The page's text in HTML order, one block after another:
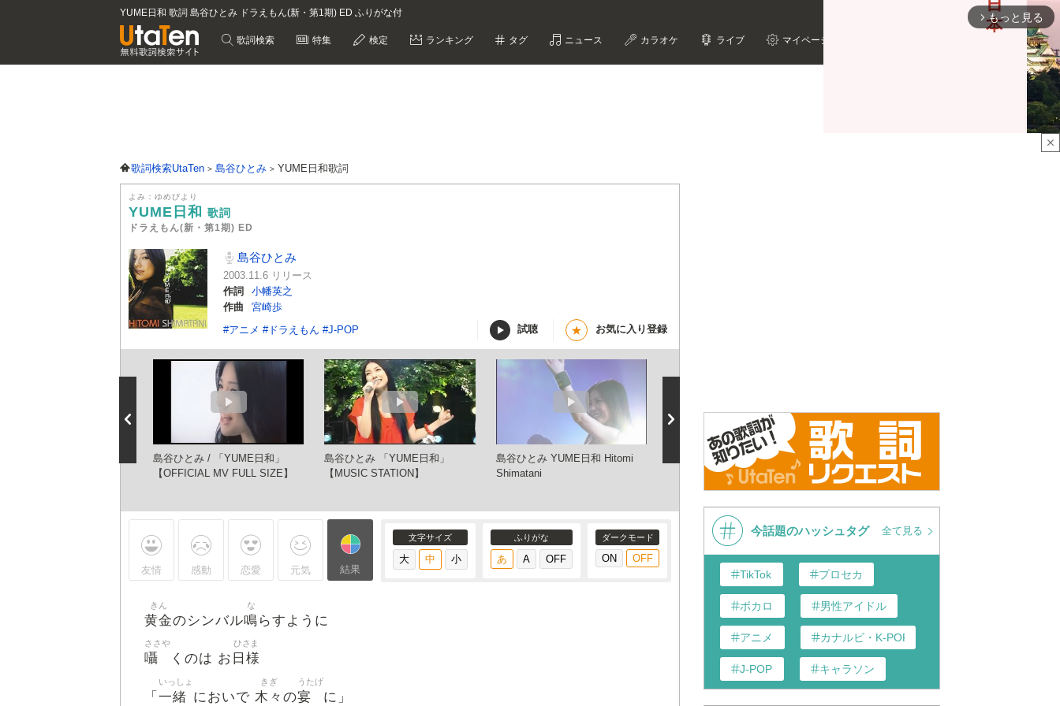
YUME日和 歌詞 島谷ひとみ ドラえもん(新・第1期) ED ふりがな付
歌詞検索 特集 検定 ランキング タグ ニュース カラオケ ライブ マイページ
歌詞検索UtaTen 島谷ひとみ YUME日和歌詞
よみ：ゆめびより
YUME日和 歌詞
ドラえもん(新・第1期) ED
島谷ひとみ
2003.11.6 リリース
作詞
小幡英之
作曲
宮崎歩
#アニメ #ドラえもん #J-POP 試聴 ★ お気に入り登録
島谷ひとみ / 「YUME日和」
【OFFICIAL MV FULL SIZE】
島谷ひとみ 「YUME日和」
【MUSIC STATION】
島谷ひとみ YUME日和 Hitomi
Shimatani
【MAD】ドラえもん映画/YUME
日和【歌詞付き】
YUME日和 full 歌詞付き 高音質
友情 感動 恋愛 元気 結果
文字サイズ ふりがな ダークモード
黄金
きん
のシンバル鳴
な
らすように
囁
ささや
くのは お 日様
ひさま
「 一緒
いっしょ
においで 木々
きぎ
の宴
うたげ
に」
close
arrow_forward_ios もっと見る
今話題のハッシュタグ 全て見る
TikTok プロセカ
ボカロ 男性アイドル
アニメ カナルビ・K-POP和訳
J-POP キャラソン